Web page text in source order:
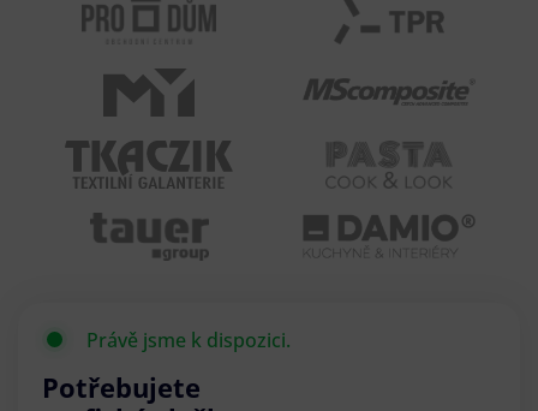
Právě jsme k dispozici.
Potřebujete